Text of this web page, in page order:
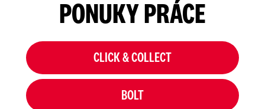
PONUKY PRÁCE
CLICK & COLLECT
BOLT